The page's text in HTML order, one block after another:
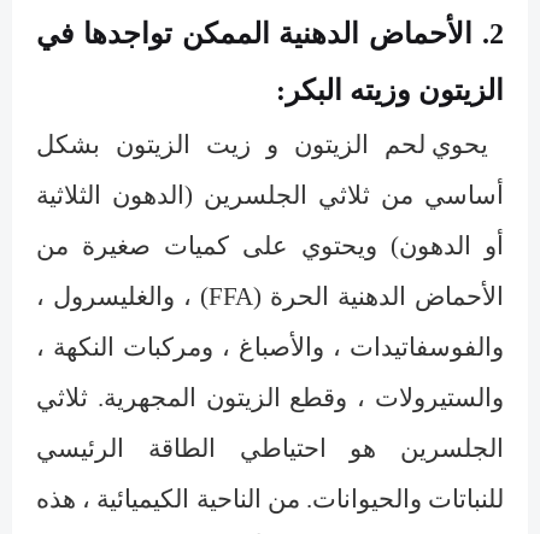
2. الأحماض الدهنية الممكن تواجدها في
الزيتون وزيته البكر:
يحوي لحم الزيتون و زيت الزيتون بشكل
أساسي من ثلاثي الجلسرين (الدهون الثلاثية
أو الدهون) ويحتوي على كميات صغيرة من
الأحماض الدهنية الحرة (FFA) ، والغليسرول ،
والفوسفاتيدات ، والأصباغ ، ومركبات النكهة ،
والستيرولات ، وقطع الزيتون المجهرية. ثلاثي
الجلسرين هو احتياطي الطاقة الرئيسي
للنباتات والحيوانات. من الناحية الكيميائية ، هذه